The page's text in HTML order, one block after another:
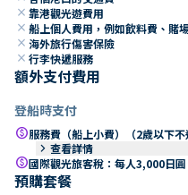
close 靠港觀光遊費用
close 船上個人費用，例如飲料費、賭
close 海外旅行傷害保險
close 行李快遞服務
額外支付費用
登船時支付
paid服務費（船上小費）（2歲以下不
keyboard_arrow_right 查看詳情
paid國際觀光旅客稅：每人3,000日
預購套餐